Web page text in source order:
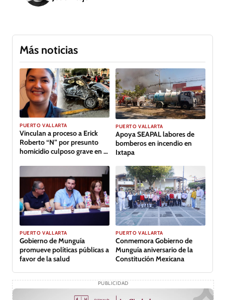
Más noticias
PUERTO VALLARTA
Vinculan a proceso a Erick
Roberto “N” por presunto
homicidio culposo grave en el
Vallarta
PUERTO VALLARTA
Apoya SEAPAL labores de
bomberos en incendio en
Ixtapa
PUERTO VALLARTA
Gobierno de Munguía
promueve políticas públicas a
favor de la salud
PUERTO VALLARTA
Conmemora Gobierno de
Munguía aniversario de la
Constitución Mexicana
PUBLICIDAD